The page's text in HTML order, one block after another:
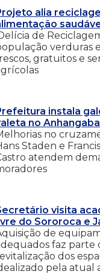
alia
de
verduras
gratuitos e
instala
no
no
Staden e
atendem
visita
do Sororoca e
de
faz parte
dos
pela atual